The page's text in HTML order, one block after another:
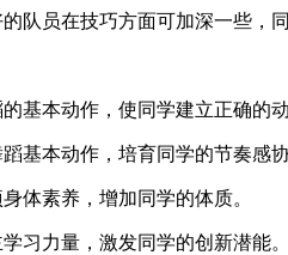
队员在技巧方面可加深一些，
基本动作，使同学建立正确的
基本动作，培育同学的节奏感
体素养，增加同学的体质。
习力量，激发同学的创新潜能。